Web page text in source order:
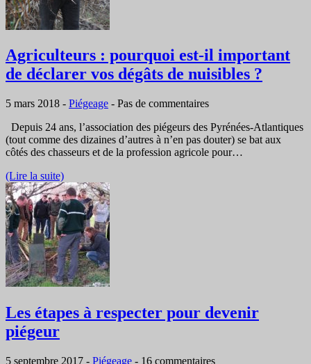
Agriculteurs : pourquoi est-il important
de déclarer vos dégâts de nuisibles ?
5 mars 2018 - Piégeage - Pas de commentaires
Depuis 24 ans, l’association des piégeurs des Pyrénées-Atlantiques
(tout comme des dizaines d’autres à n’en pas douter) se bat aux
côtés des chasseurs et de la profession agricole pour…
(Lire la suite)
Les étapes à respecter pour devenir
piégeur
5 septembre 2017 - Piégeage - 16 commentaires